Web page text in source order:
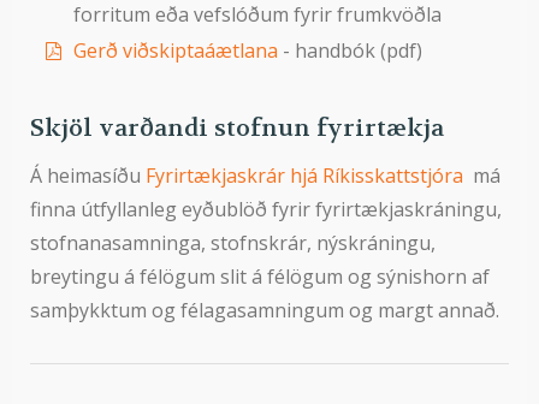
forritum eða vefslóðum fyrir frumkvöðla
Gerð viðskiptaáætlana - handbók (pdf)
Skjöl varðandi stofnun fyrirtækja
Á heimasíðu Fyrirtækjaskrár hjá Ríkisskattstjóra má
finna útfyllanleg eyðublöð fyrir fyrirtækjaskráningu,
stofnanasamninga, stofnskrár, nýskráningu,
breytingu á félögum slit á félögum og sýnishorn af
samþykktum og félagasamningum og margt annað.